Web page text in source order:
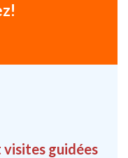
visites guidées